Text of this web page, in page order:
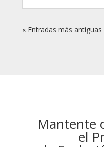
« Entradas más antiguas
Mantente
el